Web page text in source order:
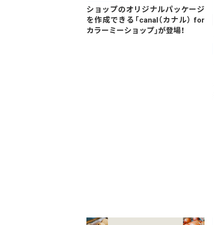
ショップのオリジナルパッケージ
を作成できる「canal（カナル） for
カラーミーショップ」が登場！